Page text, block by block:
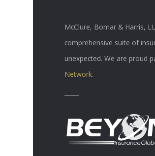
McClure, Bomar & Harris,
comprehensive suite of
unexpected. We are proud
Network.